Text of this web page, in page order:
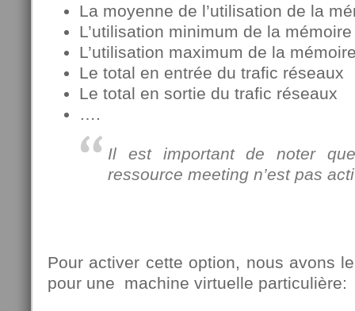
La moyenne de l’utilisation de la
L’utilisation minimum de la mémoire
L’utilisation maximum de la
Le total en entrée du trafic réseaux
Le total en sortie du trafic réseaux
….
Il est important de noter
ressource meeting n’est pas
Pour activer cette option, nous avons
pour une machine virtuelle particulière: